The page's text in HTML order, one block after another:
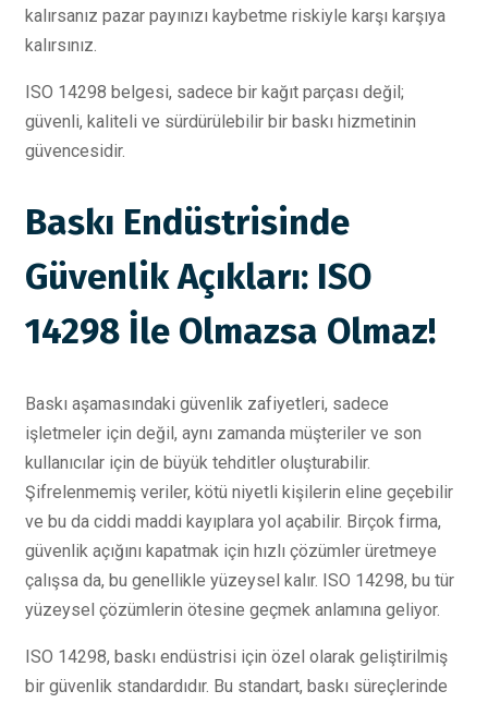
kalırsanız pazar payınızı kaybetme riskiyle karşı karşıya
kalırsınız.
ISO 14298 belgesi, sadece bir kağıt parçası değil;
güvenli, kaliteli ve sürdürülebilir bir baskı hizmetinin
güvencesidir.
Baskı Endüstrisinde
Güvenlik Açıkları: ISO
14298 İle Olmazsa Olmaz!
Baskı aşamasındaki güvenlik zafiyetleri, sadece
işletmeler için değil, aynı zamanda müşteriler ve son
kullanıcılar için de büyük tehditler oluşturabilir.
Şifrelenmemiş veriler, kötü niyetli kişilerin eline geçebilir
ve bu da ciddi maddi kayıplara yol açabilir. Birçok firma,
güvenlik açığını kapatmak için hızlı çözümler üretmeye
çalışsa da, bu genellikle yüzeysel kalır. ISO 14298, bu tür
yüzeysel çözümlerin ötesine geçmek anlamına geliyor.
ISO 14298, baskı endüstrisi için özel olarak geliştirilmiş
bir güvenlik standardıdır. Bu standart, baskı süreçlerinde